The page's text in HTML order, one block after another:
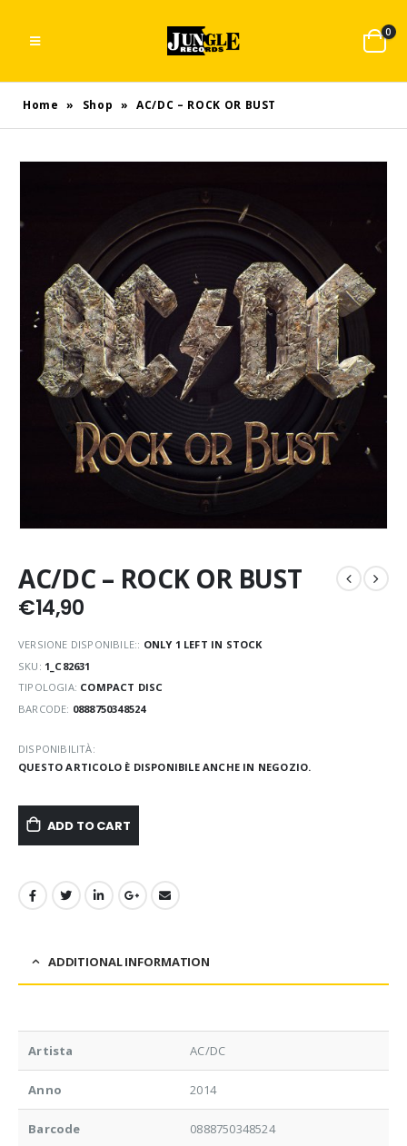
0
Home » Shop » AC/DC – ROCK OR BUST
AC/DC – ROCK OR BUST
€14,90
VERSIONE DISPONIBILE:: ONLY 1 LEFT IN STOCK
SKU: 1_C82631
TIPOLOGIA: COMPACT DISC
BARCODE: 0888750348524
DISPONIBILITÀ:
QUESTO ARTICOLO È DISPONIBILE ANCHE IN NEGOZIO.
ADD TO CART
ADDITIONAL INFORMATION
Artista AC/DC
Anno 2014
Barcode 0888750348524